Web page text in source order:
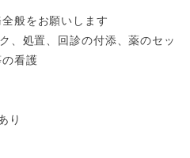
般をお願いします
、処置、回診の付添、薬のセッ
看護
り